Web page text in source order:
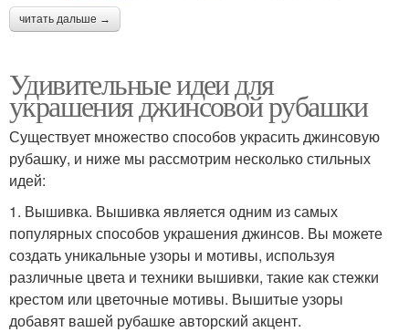
читать дальше →
Удивительные идеи для
украшения джинсовой рубашки
Существует множество способов украсить джинсовую
рубашку, и ниже мы рассмотрим несколько стильных
идей:
1. Вышивка. Вышивка является одним из самых
популярных способов украшения джинсов. Вы можете
создать уникальные узоры и мотивы, используя
различные цвета и техники вышивки, такие как стежки
крестом или цветочные мотивы. Вышитые узоры
добавят вашей рубашке авторский акцент.